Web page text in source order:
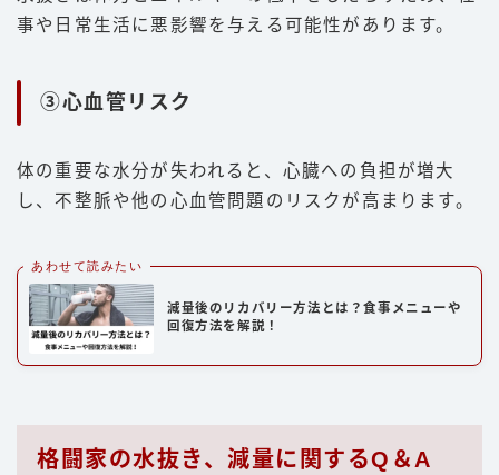
事や日常生活に悪影響を与える可能性があります。
③心血管リスク
体の重要な水分が失われると、心臓への負担が増大
し、不整脈や他の心血管問題のリスクが高まります。
あわせて読みたい
減量後のリカバリー方法とは？食事メニューや
回復方法を解説！
格闘家の水抜き、減量に関するQ＆A